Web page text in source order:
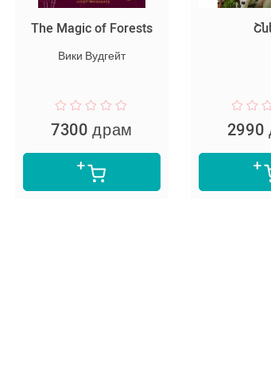
The Magic of Forests
Вики Вудгейт
7300 драм 2990